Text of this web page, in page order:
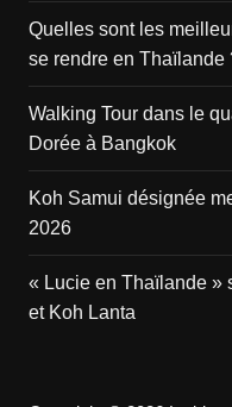
Quelles sont les
se rendre en Thaïlande
Walking Tour dans le
Dorée à Bangkok
Koh Samui désignée
2026
« Lucie en Thaïlande »
et Koh Lanta